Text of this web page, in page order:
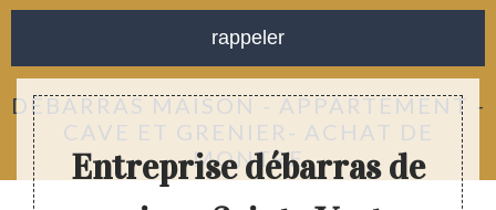
DÉBARRAS MAISON - APPARTEMENT -
CAVE ET GRENIER- ACHAT DE
MONTRE
Entreprise débarras de